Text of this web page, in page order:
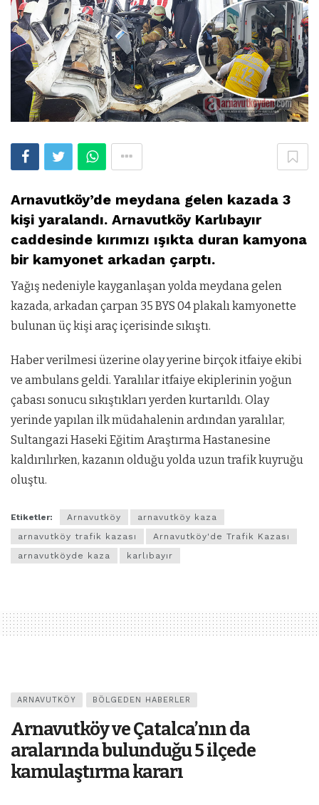
Arnavutköy’de meydana gelen kazada 3
kişi yaralandı. Arnavutköy Karlıbayır
caddesinde kırımızı ışıkta duran kamyona
bir kamyonet arkadan çarptı.
Yağış nedeniyle kayganlaşan yolda meydana gelen
kazada, arkadan çarpan 35 BYS 04 plakalı kamyonette
bulunan üç kişi araç içerisinde sıkıştı.
Haber verilmesi üzerine olay yerine birçok itfaiye ekibi
ve ambulans geldi. Yaralılar itfaiye ekiplerinin yoğun
çabası sonucu sıkıştıkları yerden kurtarıldı. Olay
yerinde yapılan ilk müdahalenin ardından yaralılar,
Sultangazi Haseki Eğitim Araştırma Hastanesine
kaldırılırken, kazanın olduğu yolda uzun trafik kuyruğu
oluştu.
Etiketler: Arnavutköy
arnavutköy kaza
arnavutköy trafik kazası
Arnavutköy'de Trafik Kazası
arnavutköyde kaza
karlıbayır
ARNAVUTKÖY BÖLGEDEN HABERLER
Arnavutköy ve Çatalca’nın da
aralarında bulunduğu 5 ilçede
kamulaştırma kararı